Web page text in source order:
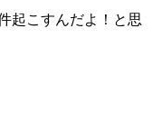
起こすんだよ！と思